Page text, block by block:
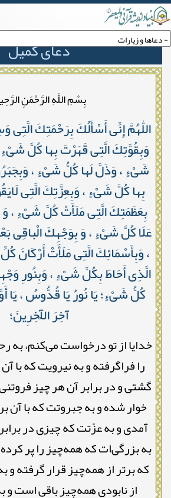
دعای کمیل
بِسْمِ اللَّهِ الرَّحْمَنِ
اللّٰهُمَّ إِنِّى أَسْأَلُكَ بِرَحْمَتِكَ
وَبِقُوَّتِكَ الَّتِى قَهَرْتَ بِها كُلَّ
شَىْءٍ ، وَذَلَّ لَها كُلُّ شَىْءٍ ،
بِها كُلَّ شَىْءٍ ، وَبِعِزَّتِكَ الَّتِى
بِعَظَمَتِكَ الَّتِى مَلَأَتْ كُلَّ شَىْءٍ ،
عَلَا كُلَّ شَىْءٍ ، وَ بِوَجْهِكَ الْباقِى
، وَبِأَسْمَائِكَ الَّتِى مَلَأَتْ أَرْكَانَ
الَّذِى أَحَاطَ بِكُلِّ شَىْءٍ ، وَبِنُورِ
كُلُّ شَىْءٍ؛ يَا نُورُ يَا قُدُّوسُ ، يَا
آخِرَ الْآخِرِينَ؛
خدایا از تو درخواست می‌کنم،
را فراگرفته و به نیرویت که با
گشتی و در برابر آن هر چیز
خوار شده و به جبروتت که با آن
آمدی و به عزّتت که چیزی در
به بزرگی‌ات که همه‌چیز را پر
که برتر از همه‌چیز قرار گرفته
از نابودی همه‌چیز باقی است و